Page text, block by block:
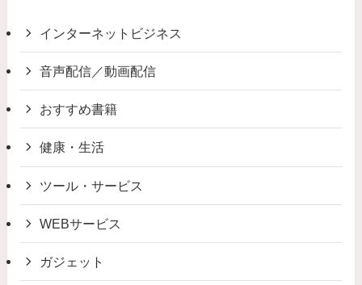
インターネットビジネス
音声配信／動画配信
おすすめ書籍
健康・生活
ツール・サービス
WEBサービス
ガジェット